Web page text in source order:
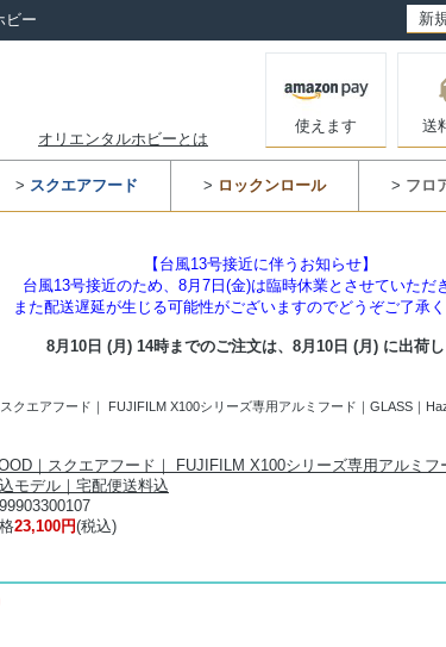
ビー 新
オリエンタルホビーとは
使えます 送
> スクエアフード > ロックンロール > フロ
【台風13号接近に伴うお知らせ】
台風13号接近のため、8月7日(金)は臨時休業とさせていただ
また配送遅延が生じる可能性がございますのでどうぞご了承く
8月10日 (月) 14時までのご注文は、 8月10日 (月) に出荷
クエアフード｜ FUJIFILM X100シリーズ専用アルミフード｜GLASS｜
｜スクエアフード｜ FUJIFILM X100シリーズ専用アルミ
モデル｜宅配便送料込
23,100円(税込)